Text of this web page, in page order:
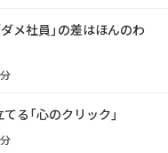
ダメ社員」の差はほんのわ
る「心のクリック」